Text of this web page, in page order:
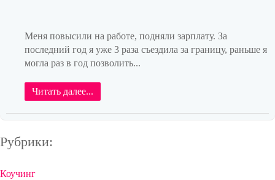
Меня повысили на работе, подняли зарплату. За
последний год я уже 3 раза съездила за границу, раньше я
могла раз в год позволить...
Читать далее...
Рубрики:
Коучинг